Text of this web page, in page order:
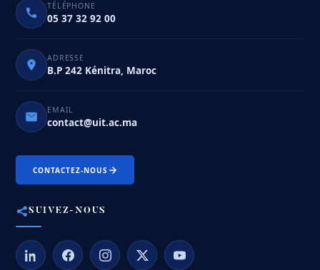
TÉLÉPHONE
05 37 32 92 00
ADRESSE
B.P 242 Kénitra, Maroc
EMAIL
contact@uit.ac.ma
CONTACTEZ-NOUS
SUIVEZ-NOUS